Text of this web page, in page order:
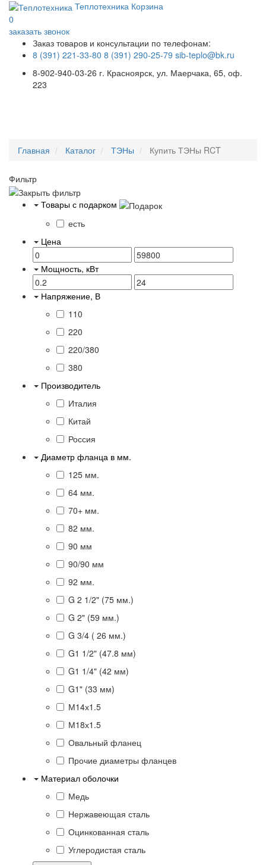
Теплотехника Корзина
0
заказать звонок
Заказ товаров и консультации по телефонам:
8 (391) 221-33-80 8 (391) 290-25-79 sib-teplo@bk.ru
8-902-940-03-26 г. Красноярск, ул. Маерчака, 65, оф.
223
Главная Каталог ТЭНы Купить ТЭНы RCT
Фильтр
Товары с подарком
есть
Цена
Мощность, кВт
Напряжение, В
110
220
220/380
380
Производитель
Италия
Китай
Россия
Диаметр фланца в мм.
125 мм.
64 мм.
70+ мм.
82 мм.
90 мм
90/90 мм
92 мм.
G 2 1/2" (75 мм.)
G 2" (59 мм.)
G 3/4 ( 26 мм.)
G1 1/2" (47.8 мм)
G1 1/4" (42 мм)
G1" (33 мм)
М14х1.5
М18х1.5
Овальный фланец
Прочие диаметры фланцев
Материал оболочки
Медь
Нержавеющая сталь
Оцинкованная сталь
Углеродистая сталь